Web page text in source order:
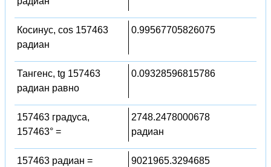
Косинус, cos 157463
радиан
0.99567705826075
Тангенс, tg 157463
радиан равно
0.09328596815786
157463 градуса,
157463° =
2748.2478000678
радиан
157463 радиан =
9021965.3294685